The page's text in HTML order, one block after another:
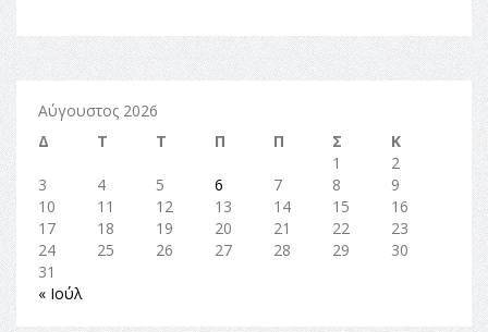
Αύγουστος 2026
Δ
Τ Τ Π Π Σ
Κ
1
2
3
4 5 6 7 8
9
10
11 12 13 14 15
16
17
18 19 20 21 22
23
24
25 26 27 28 29
30
31
« Ιούλ